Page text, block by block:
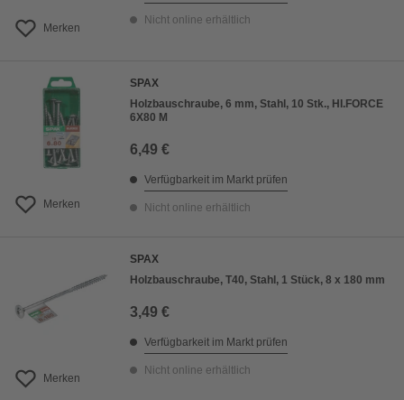
Merken
Nicht online erhältlich
Merken
SPAX
Holzbauschraube, 6 mm, Stahl, 10 Stk., HI.FORCE
6X80 M
6,49 €
Verfügbarkeit im Markt prüfen
Nicht online erhältlich
Merken
SPAX
Holzbauschraube, T40, Stahl, 1 Stück, 8 x 180 mm
3,49 €
Verfügbarkeit im Markt prüfen
Nicht online erhältlich